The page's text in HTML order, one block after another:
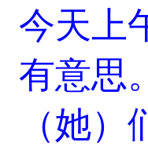
今天上
有意思
（她